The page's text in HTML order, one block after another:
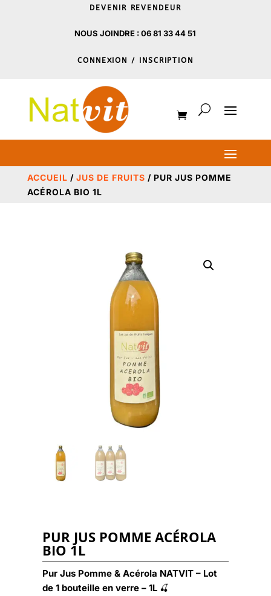
DEVENIR REVENDEUR
NOUS JOINDRE : 06 81 33 44 51
CONNEXION / INSCRIPTION
ACCUEIL / JUS DE FRUITS / PUR JUS POMME
ACÉROLA BIO 1L
PUR JUS POMME ACÉROLA
BIO 1L
Pur Jus Pomme & Acérola NATVIT – Lot
de 1 bouteille en verre – 1L🍒